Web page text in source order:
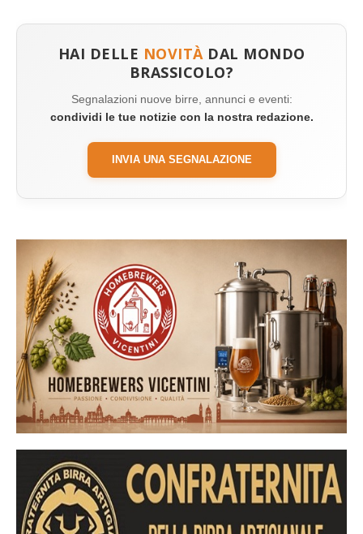
HAI DELLE NOVITÀDAL MONDO
BRASSICOLO?
Segnalazioni nuove birre, annunci e eventi:
condividi le tue notizie con la nostra redazione.
INVIA UNA SEGNALAZIONE